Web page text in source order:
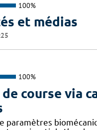
100%
et médias
100%
course via
paramètres